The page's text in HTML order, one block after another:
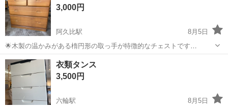
3,000円
阿久比駅
8月5日
🌟木製の温かみがある楕円形の取っ手が特徴的なチェストです
♪(๑ᴖ◡ᴖ๑)♪ ★サイズ★ 横：75cm 高さ：70cm 奥行き：69cm ※素人
採寸になります。 特徴: 上段が2分割された計4段引き出しの構...
愛知 知多郡 阿久比駅
衣類タンス
3,500円
六輪駅
8月5日